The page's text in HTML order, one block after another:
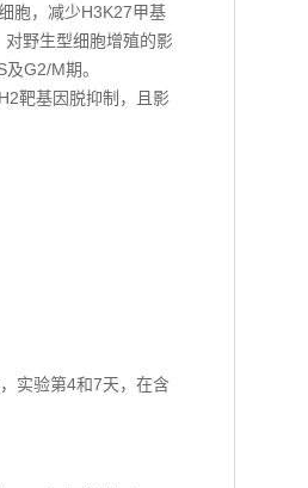
胞，减少H3K27甲基
野生型细胞增殖的影
G2/M期。
靶基因脱抑制，且影
实验第4和7天，在含